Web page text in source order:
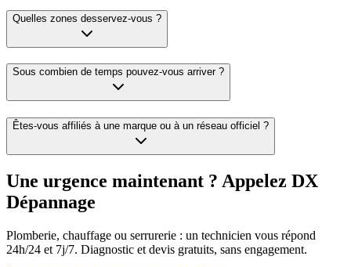
Quelles zones desservez-vous ?
Sous combien de temps pouvez-vous arriver ?
Êtes-vous affiliés à une marque ou à un réseau officiel ?
Une urgence maintenant ? Appelez DX
Dépannage
Plomberie, chauffage ou serrurerie : un technicien vous répond
24h/24 et 7j/7. Diagnostic et devis gratuits, sans engagement.